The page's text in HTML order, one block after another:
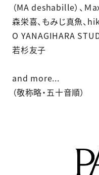
（MA deshabille）、
森栄喜、もみじ真魚、
O YANAGIHARA
若杉友子
and more...
（敬称略・五十音順）​